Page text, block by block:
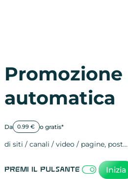
Promozione
automatica
Da 0.99 € o gratis*
di siti / canali / video / pagine, post…
Premi il pulsante Inizia